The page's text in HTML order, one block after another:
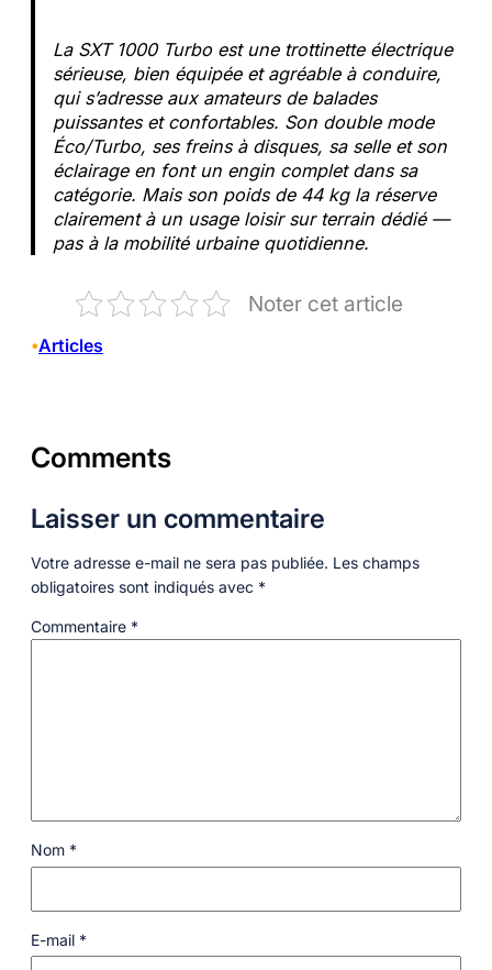
La SXT 1000 Turbo est une trottinette électrique
sérieuse, bien équipée et agréable à conduire,
qui s’adresse aux amateurs de balades
puissantes et confortables. Son double mode
Éco/Turbo, ses freins à disques, sa selle et son
éclairage en font un engin complet dans sa
catégorie. Mais son poids de 44 kg la réserve
clairement à un usage loisir sur terrain dédié —
pas à la mobilité urbaine quotidienne.
Noter cet article
•Articles
Comments
Laisser un commentaire
Votre adresse e-mail ne sera pas publiée. Les champs
obligatoires sont indiqués avec *
Commentaire *
Nom *
E-mail *